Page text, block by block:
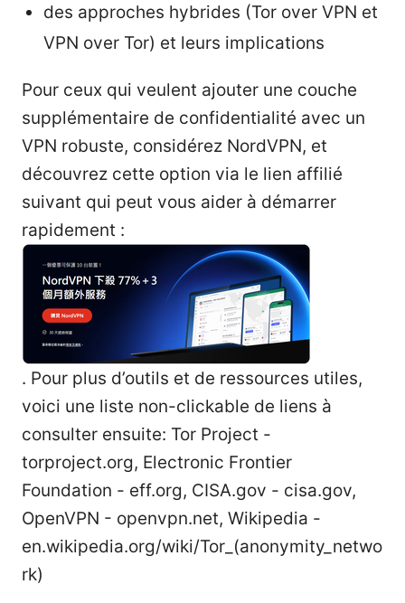
des approches hybrides (Tor over VPN et
VPN over Tor) et leurs implications
Pour ceux qui veulent ajouter une couche
supplémentaire de confidentialité avec un
VPN robuste, considérez NordVPN, et
découvrez cette option via le lien affilié
suivant qui peut vous aider à démarrer
rapidement :
. Pour plus d’outils et de ressources utiles,
voici une liste non-clickable de liens à
consulter ensuite: Tor Project -
torproject.org, Electronic Frontier
Foundation - eff.org, CISA.gov - cisa.gov,
OpenVPN - openvpn.net, Wikipedia -
en.wikipedia.org/wiki/Tor_(anonymity_netwo
rk)